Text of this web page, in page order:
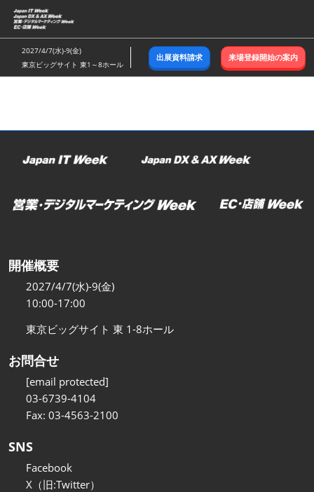
ス
キ
ッ
し
む
2027/4/7(水)-9(金)
東京ビッグサイト 東1～8ホール
出展資料請求 来場登録開始の案内
開催概要
2027/4/7(水)-9(金)
10:00-17:00
東京ビッグサイト 東 1-8ホール
お問合せ
[email protected]
03-6739-4104
Fax: 03-4563-2100
SNS
Facebook
X（旧:Twitter）